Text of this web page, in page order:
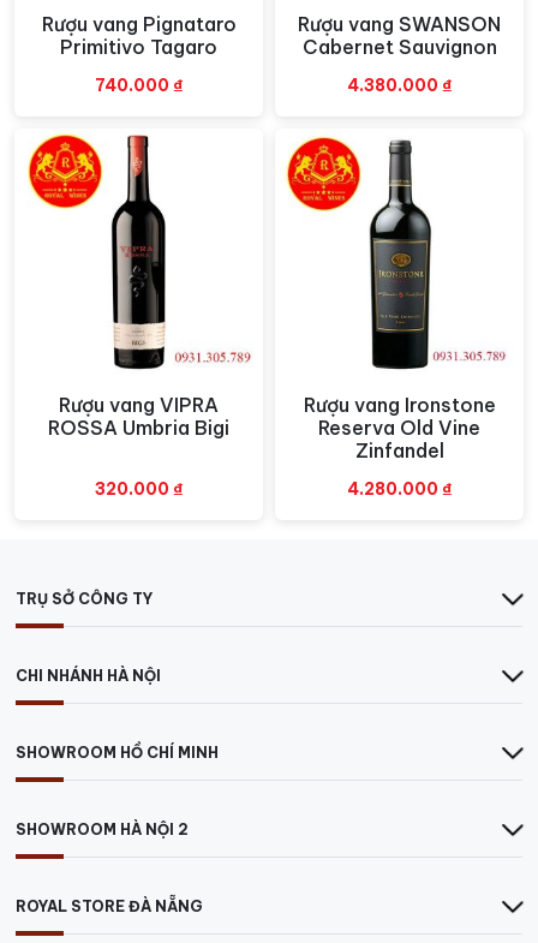
Xem nhanh
Rượu vang Pignataro
Primitivo Tagaro
740.000 ₫
Xem nhanh
Rượu vang SWANSON
Cabernet Sauvignon
4.380.000 ₫
Xem nhanh
Rượu vang VIPRA
ROSSA Umbria Bigi
320.000 ₫
Xem nhanh
Rượu vang Ironstone
Reserva Old Vine
Zinfandel
4.280.000 ₫
TRỤ SỞ CÔNG TY
CHI NHÁNH HÀ NỘI
SHOWROOM HỒ CHÍ MINH
SHOWROOM HÀ NỘI 2
ROYAL STORE ĐÀ NẴNG